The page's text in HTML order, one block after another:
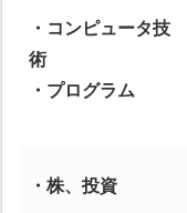
・コンピュータ技
術
・プログラム
・株、投資